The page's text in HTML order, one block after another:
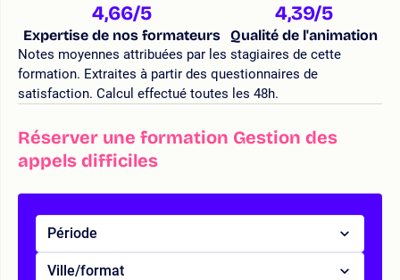
4,66/5
Expertise de nos formateurs
4,39/5
Qualité de l'animation
Notes moyennes attribuées par les stagiaires de cette
formation. Extraites à partir des questionnaires de
satisfaction. Calcul effectué toutes les 48h.
Réserver une formation Gestion des
appels difficiles
Période
Ville/format